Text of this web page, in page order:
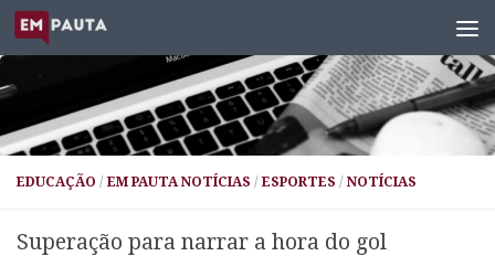
Skip to content
EDUCAÇÃO / EM PAUTA NOTÍCIAS / ESPORTES / NOTÍCIAS
Superação para narrar a hora do gol